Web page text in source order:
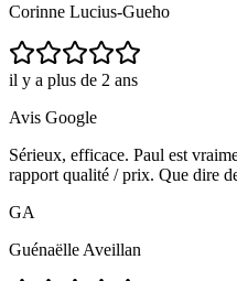
Corinne Lucius-Gueho
il y a plus de 2 ans
Avis Google
Sérieux, efficace. Paul est
rapport qualité / prix. Que dire
GA
Guénaëlle Aveillan